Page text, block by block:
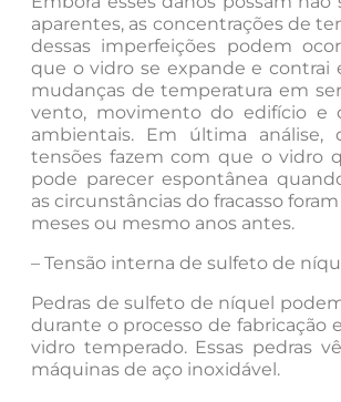
aparentes, as concentrações de
dessas imperfeições podem
que o vidro se expande e contrai
mudanças de temperatura em
vento, movimento do edifício e
ambientais. Em última análise,
tensões fazem com que o vidro
pode parecer espontânea
as circunstâncias do fracasso
meses ou mesmo anos antes.
– Tensão interna de sulfeto de
Pedras de sulfeto de níquel
durante o processo de fabricação
vidro temperado. Essas pedras
máquinas de aço inoxidável.